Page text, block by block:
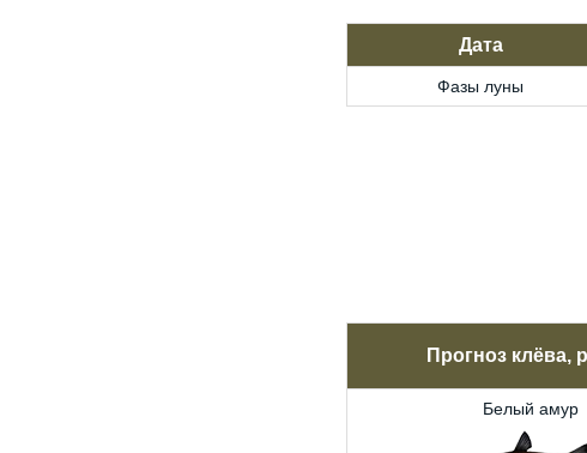
Дата
Фазы луны
Прогноз клёва,
Белый амур